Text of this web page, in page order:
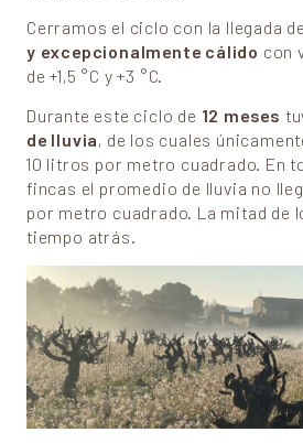
Cerramos el ciclo con la llegada
y excepcionalmente cálido con
de +1,5 °C y +3 °C.
Durante este ciclo de 12 meses
de lluvia, de los cuales
10 litros por metro cuadrado. En
fincas el promedio de lluvia no
por metro cuadrado. La mitad de
tiempo atrás.